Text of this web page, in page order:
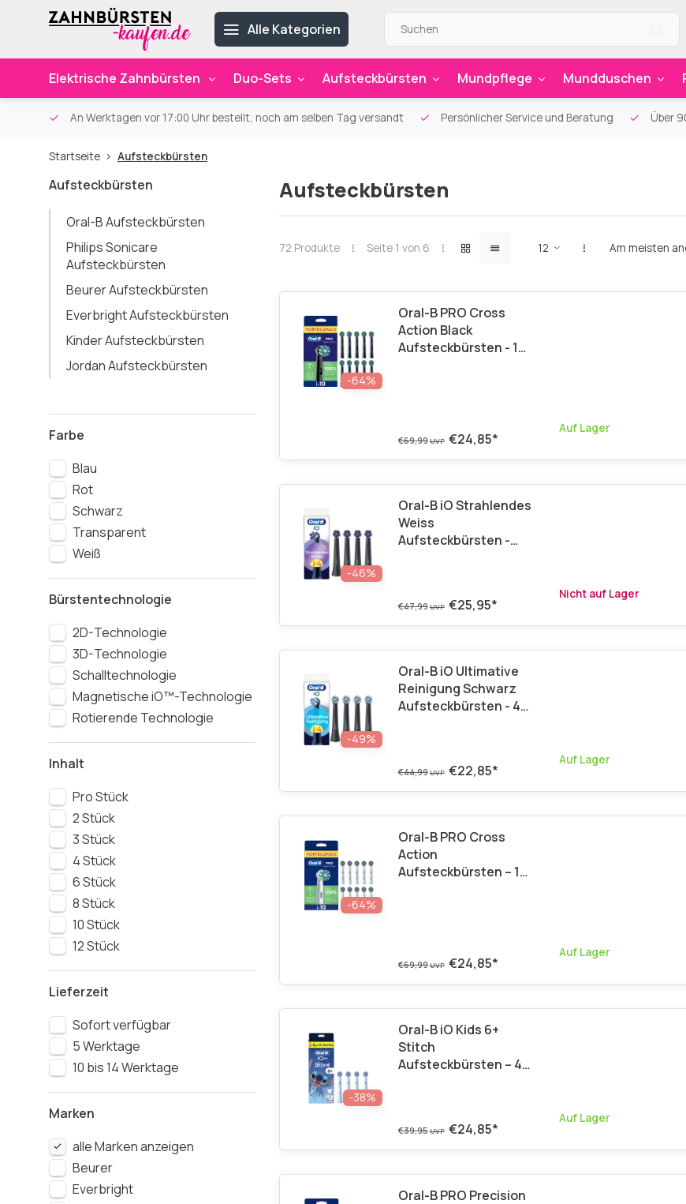
Alle Kategorien
Elektrische Zahnbürsten Duo-Sets Aufsteckbürsten Mundpflege Mundduschen
An Werktagen vor 17:00 Uhr bestellt, noch am selben Tag versandt Persönlicher Service und Beratung Über
Startseite Aufsteckbürsten
Aufsteckbürsten
Oral-B Aufsteckbürsten
Philips Sonicare
Aufsteckbürsten
Beurer Aufsteckbürsten
Everbright Aufsteckbürsten
Kinder Aufsteckbürsten
Jordan Aufsteckbürsten
Farbe
Blau
Rot
Schwarz
Transparent
Weiß
Bürstentechnologie
2D-Technologie
3D-Technologie
Schalltechnologie
Magnetische iO™-Technologie
Rotierende Technologie
Inhalt
Pro Stück
2 Stück
3 Stück
4 Stück
6 Stück
8 Stück
10 Stück
12 Stück
Lieferzeit
Sofort verfügbar
5 Werktage
10 bis 14 Werktage
Marken
alle Marken anzeigen
Beurer
Everbright
Aufsteckbürsten
72 Produkte Seite 1 von 6 Am meisten
-64%
Oral-B PRO Cross
Action Black
Aufsteckbürsten - 10
€69,99UVP €24,85*
Auf Lager
-46%
Oral-B iO Strahlendes
Weiss
Aufsteckbürsten -
€47,99UVP €25,95*
Nicht auf Lager
-49%
Oral-B iO Ultimative
Reinigung Schwarz
Aufsteckbürsten - 4
€44,99UVP €22,85*
Auf Lager
-64%
Oral-B PRO Cross
Action
Aufsteckbürsten – 10
€69,99UVP €24,85*
Auf Lager
-38%
Oral-B iO Kids 6+
Stitch
Aufsteckbürsten – 4
€39,95UVP €24,85*
Auf Lager
Oral-B PRO Precision